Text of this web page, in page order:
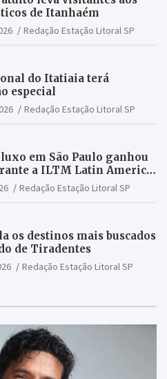
de Itanhaém
Redação Estação Litoral SP
do Itatiaia terá
especial
Redação Estação Litoral SP
em São Paulo ganhou
a ILTM Latin America
Redação Estação Litoral SP
os destinos mais buscados
de Tiradentes
Redação Estação Litoral SP